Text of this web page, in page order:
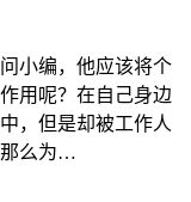
小编，他应该将个
用呢？在自己身边
，但是却被工作人
那么为…